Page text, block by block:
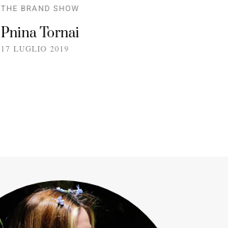
THE BRAND SHOW
Pnina Tornai
17 LUGLIO 2019